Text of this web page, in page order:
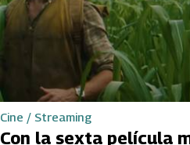
Cine / Streaming
Con la sexta película